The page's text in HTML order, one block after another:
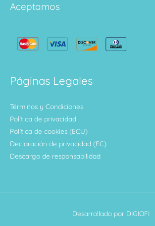
Aceptamos
Páginas Legales
Términos y Condiciones
Política de privacidad
Política de cookies (ECU)
Declaración de privacidad (EC)
Descargo de responsabilidad
Desarrollado por DIGIOFI